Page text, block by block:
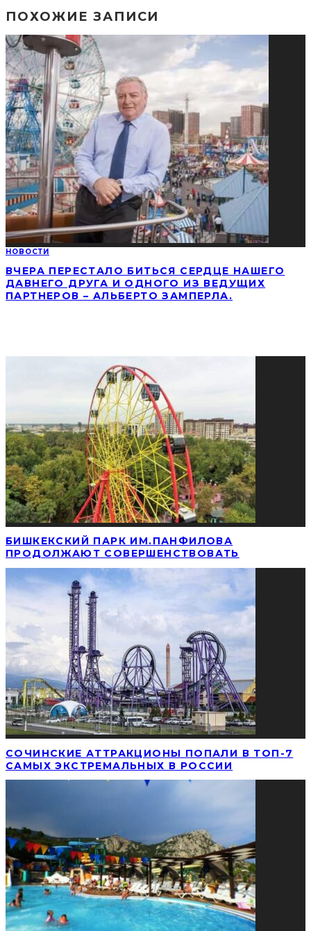
ПОХОЖИЕ ЗАПИСИ
НОВОСТИ
ВЧЕРА ПЕРЕСТАЛО БИТЬСЯ СЕРДЦЕ НАШЕГО
ДАВНЕГО ДРУГА И ОДНОГО ИЗ ВЕДУЩИХ
ПАРТНЕРОВ – АЛЬБЕРТО ЗАМПЕРЛА.
БИШКЕКСКИЙ ПАРК ИМ.ПАНФИЛОВА
ПРОДОЛЖАЮТ СОВЕРШЕНСТВОВАТЬ
СОЧИНСКИЕ АТТРАКЦИОНЫ ПОПАЛИ В ТОП-7
САМЫХ ЭКСТРЕМАЛЬНЫХ В РОССИИ‍